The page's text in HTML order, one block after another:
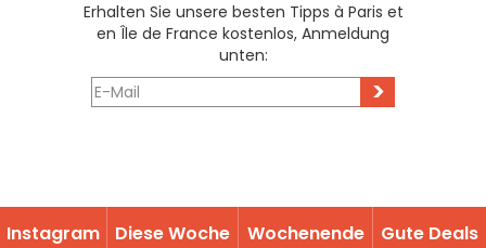
Erhalten Sie unsere besten Tipps à Paris et
en Île de France kostenlos, Anmeldung
unten:
>
Instagram Diese Woche Wochenende Gute Deals